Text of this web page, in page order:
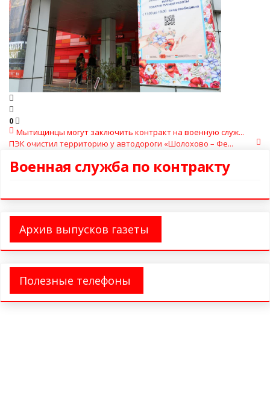
0
Мытищинцы могут заключить контракт на военную служ...
ПЭК очистил территорию у автодороги «Шолохово – Фе...
Военная служба по контракту
Архив выпусков газеты
Полезные телефоны